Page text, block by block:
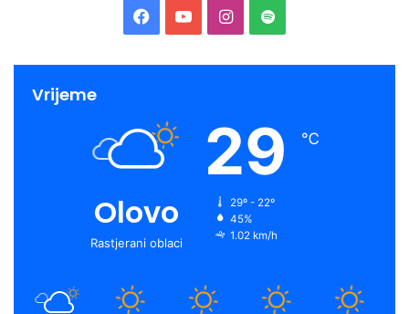
Facebook
YouTubeInstagram
Spotify
Vrijeme
Olovo
Rastjerani oblaci
29 ℃
29º - 22º
45%
1.02 km/h